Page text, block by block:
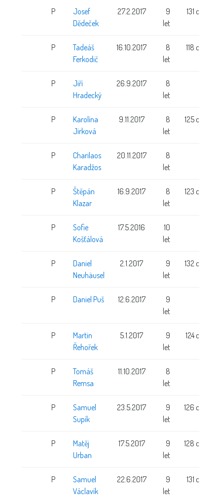
P
Josef
Dědeček
27.2.2017
9
let
131 cm
P
Tadeáš
Ferkodič
16.10.2017
8
let
118 cm
P
Jiří
Hradecký
26.9.2017
8
let
P
Karolína
Jirková
9.11.2017
8
let
125 cm
P
Charilaos
Karadžos
20.11.2017
8
let
P
Štěpán
Klazar
16.9.2017
8
let
123 cm
P
Sofie
Košťálová
17.5.2016
10
let
P
Daniel
Neuhäusel
2.1.2017
9
let
132 cm
P Daniel Puš 12.6.2017
9
let
P
Martin
Řehořek
5.1.2017
9
let
124 cm
P
Tomáš
Remsa
11.10.2017
8
let
P
Samuel
Supík
23.5.2017
9
let
126 cm
P
Matěj
Urban
17.5.2017
9
let
128 cm
P
Samuel
Václavík
22.6.2017
9
let
131 cm